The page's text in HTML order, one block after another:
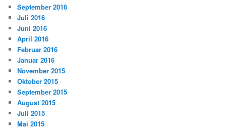
September 2016
Juli 2016
Juni 2016
April 2016
Februar 2016
Januar 2016
November 2015
Oktober 2015
September 2015
August 2015
Juli 2015
Mai 2015